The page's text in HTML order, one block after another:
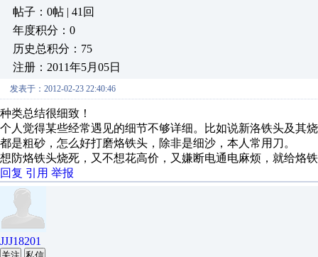
帖子：0帖 | 41回
年度积分：0
历史总积分：75
注册：2011年5月05日
发表于：2012-02-23 22:40:46
种类总结很细致！
个人觉得某些经常遇见的细节不够详细。比如说新洛铁头及其
都是粗砂，怎么好打磨烙铁头，除非是细沙，本人常用刀。
想防烙铁头烧死，又不想花高价，又嫌断电通电麻烦，就给烙
回复 引用 举报
JJJ18201